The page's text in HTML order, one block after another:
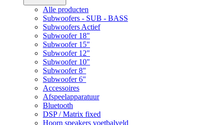
Alle producten
Subwoofers - SUB - BASS
Subwoofers Actief
Subwoofer 18"
Subwoofer 15"
Subwoofer 12"
Subwoofer 10"
Subwoofer 8"
Subwoofer 6"
Accessoires
Afspeelapparatuur
Bluetooth
DSP / Matrix fixed
Hoorn speakers voetbalveld